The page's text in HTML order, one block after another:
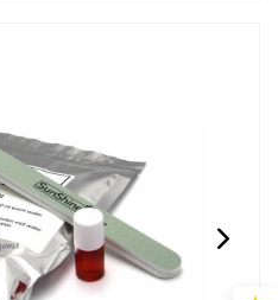
GARNET: Griffin zijde
draad
2 meter met naald